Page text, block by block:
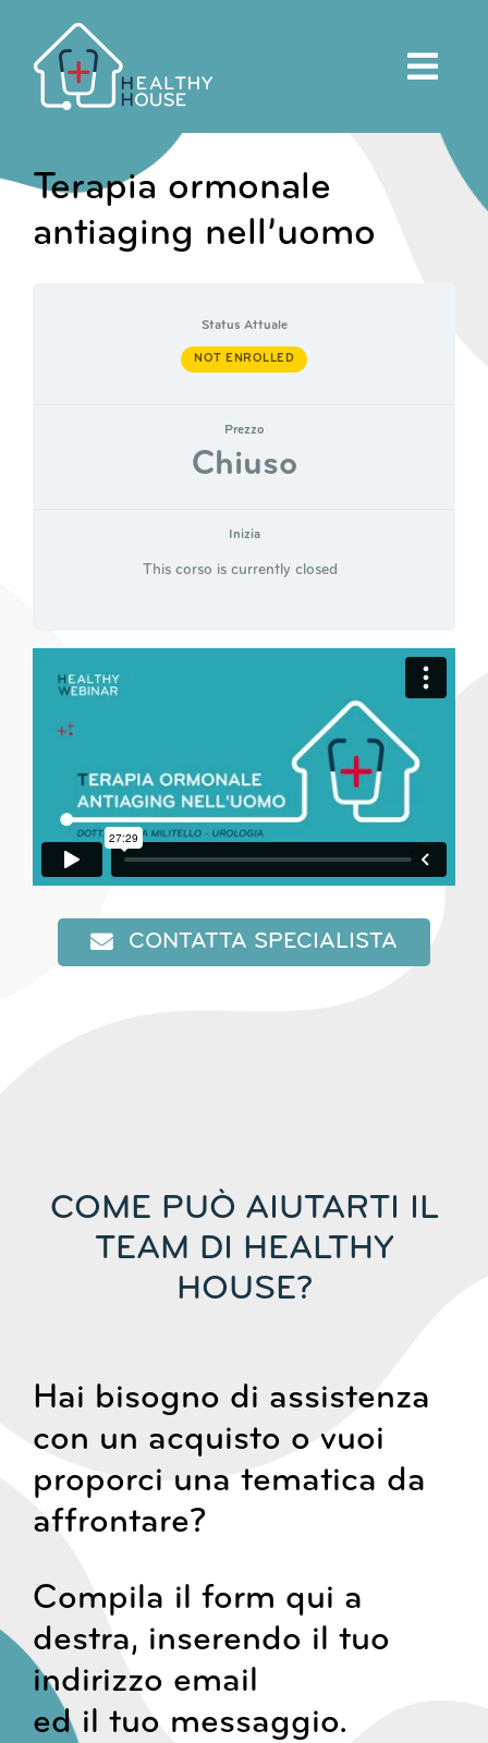
contenuto
Terapia ormonale
antiaging nell’uomo
Status Attuale
NOT ENROLLED
Prezzo
Chiuso
Inizia
This corso is currently closed
CONTATTA SPECIALISTA
COME PUÒ AIUTARTI IL
TEAM DI HEALTHY
HOUSE?
Hai bisogno di assistenza
con un acquisto o vuoi
proporci una tematica da
affrontare?
Compila il form qui a
destra, inserendo il tuo
indirizzo email
ed il tuo messaggio.